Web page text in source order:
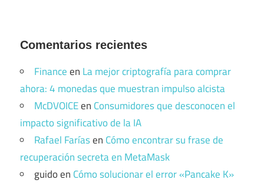
Comentarios recientes
Financeen La mejor criptografía para comprar
ahora: 4 monedas que muestran impulso alcista
McDVOICEen Consumidores que desconocen el
impacto significativo de la IA
Rafael Faríasen Cómo encontrar su frase de
recuperación secreta en MetaMask
guidoen Cómo solucionar el error «Pancake K»